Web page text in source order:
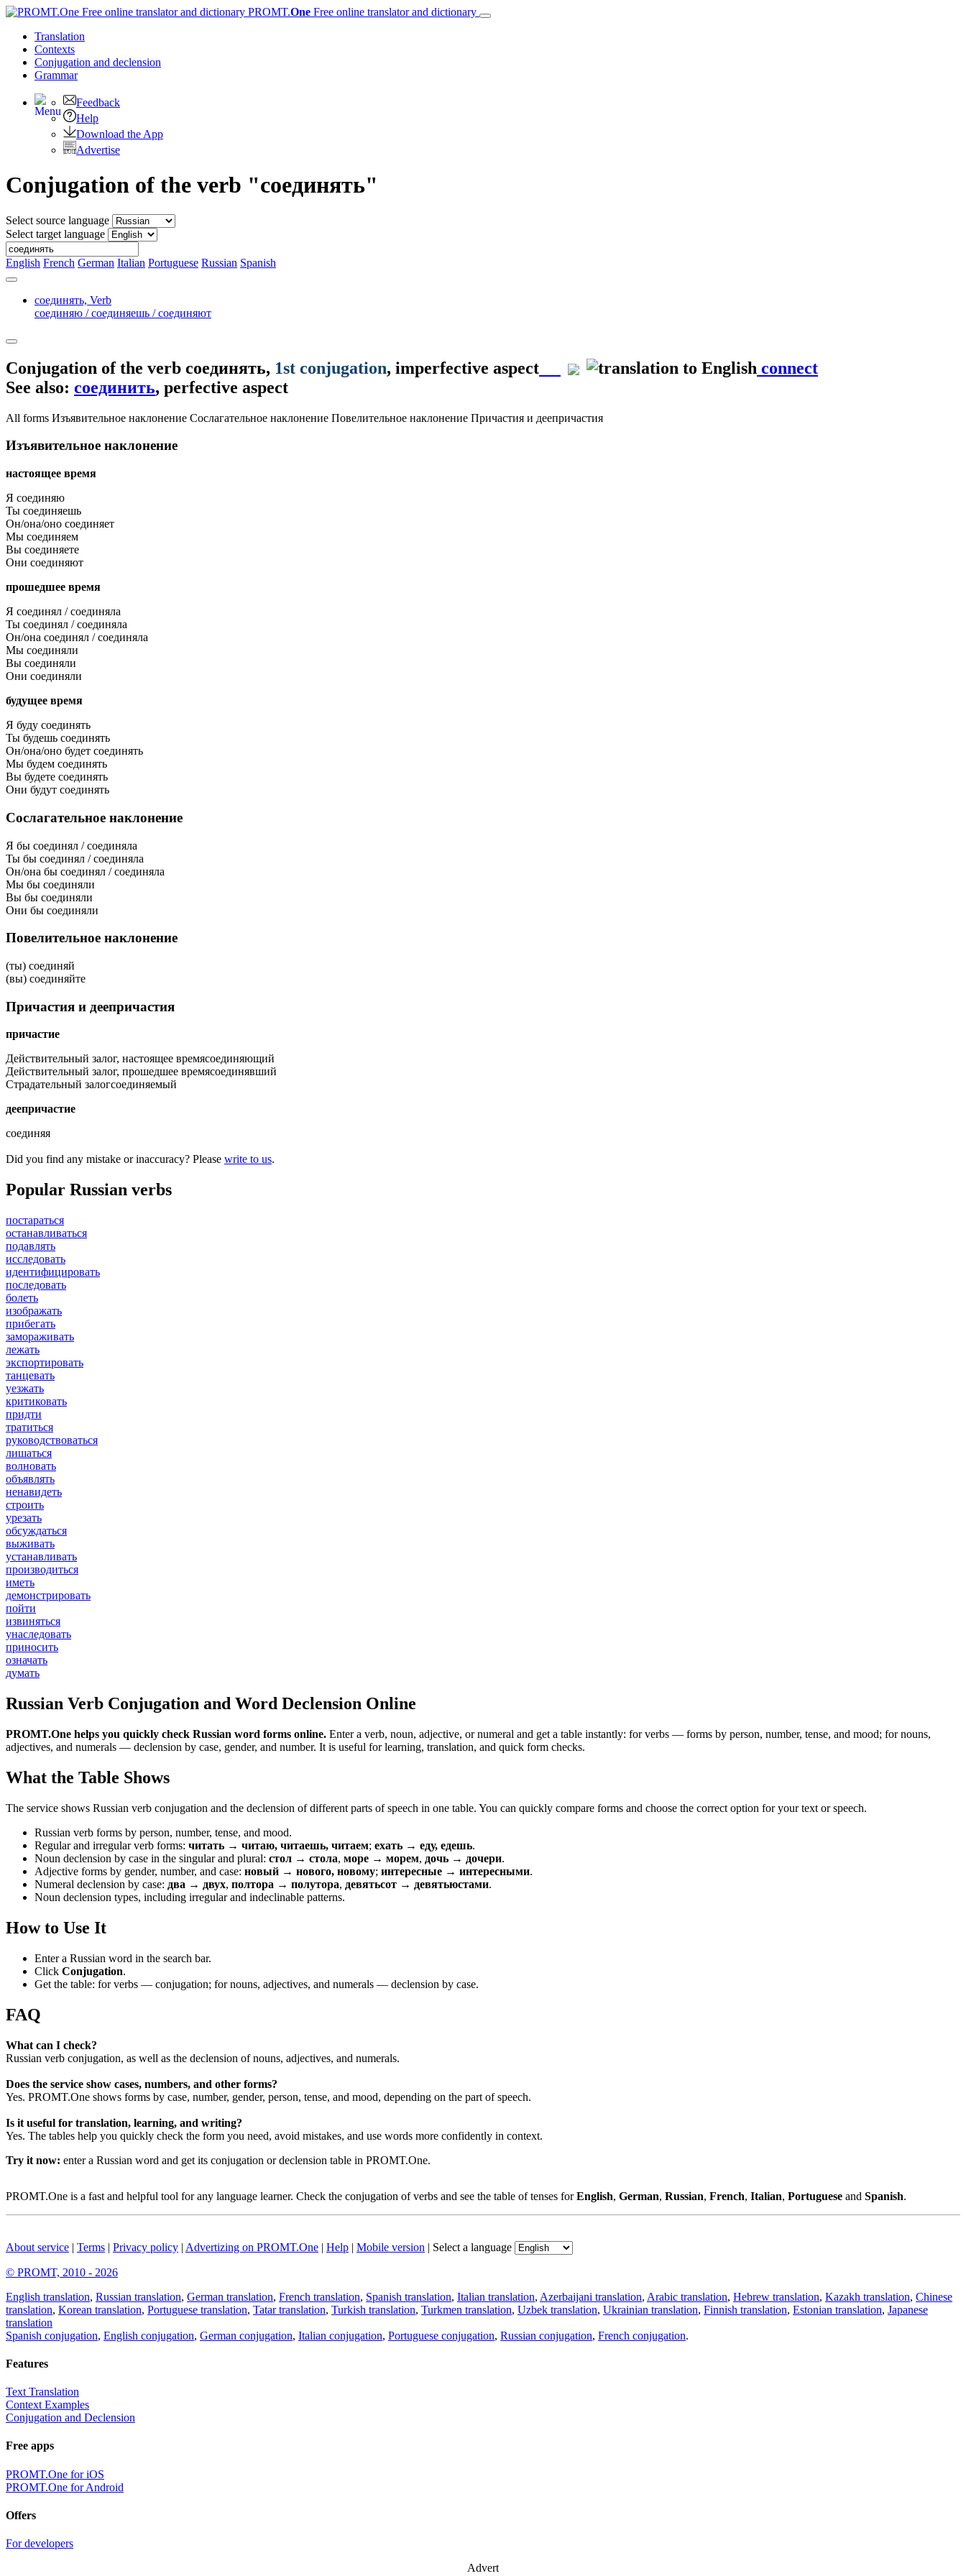
PROMT.One Free online translator and dictionary
Translation
Contexts
Conjugation and declension
Grammar
Feedback
Help
Download the App
Advertise
Conjugation of the verb "соединять"
Select source language
Select target language
English French German Italian Portuguese Russian Spanish
соединять, Verb
соединяю / соединяешь / соединяют
Conjugation of the verb соединять, 1st conjugation, imperfective aspect
connect
See also: соединить, perfective aspect
All forms Изъявительное наклонение Сослагательное наклонение Повелительное наклонение Причастия и деепричастия
Изъявительное наклонение
настоящее время
Я соединяю
Ты соединяешь
Он/она/оно соединяет
Мы соединяем
Вы соединяете
Они соединяют
прошедшее время
Я соединял / соединяла
Ты соединял / соединяла
Он/она соединял / соединяла
Мы соединяли
Вы соединяли
Они соединяли
будущее время
Я буду соединять
Ты будешь соединять
Он/она/оно будет соединять
Мы будем соединять
Вы будете соединять
Они будут соединять
Сослагательное наклонение
Я бы соединял / соединяла
Ты бы соединял / соединяла
Он/она бы соединял / соединяла
Мы бы соединяли
Вы бы соединяли
Они бы соединяли
Повелительное наклонение
(ты) соединяй
(вы) соединяйте
Причастия и деепричастия
причастие
Действительный залог, настоящее времясоединяющий
Действительный залог, прошедшее времясоединявший
Страдательный залогсоединяемый
деепричастие
соединяя
Did you find any mistake or inaccuracy? Please write to us.
Popular Russian verbs
постараться
останавливаться
подавлять
исследовать
идентифицировать
последовать
болеть
изображать
прибегать
замораживать
лежать
экспортировать
танцевать
уезжать
критиковать
придти
тратиться
руководствоваться
лишаться
волновать
объявлять
ненавидеть
строить
урезать
обсуждаться
выживать
устанавливать
производиться
иметь
демонстрировать
пойти
извиняться
унаследовать
приносить
означать
думать
Russian Verb Conjugation and Word Declension Online
PROMT.One helps you quickly check Russian word forms online. Enter a verb, noun, adjective, or numeral and get a table instantly: for verbs — forms by person, number, tense, and mood; for nouns,
adjectives, and numerals — declension by case, gender, and number. It is useful for learning, translation, and quick form checks.
What the Table Shows
The service shows Russian verb conjugation and the declension of different parts of speech in one table. You can quickly compare forms and choose the correct option for your text or speech.
Russian verb forms by person, number, tense, and mood.
Regular and irregular verb forms: читать → читаю, читаешь, читаем; ехать → еду, едешь.
Noun declension by case in the singular and plural: стол → стола, море → морем, дочь → дочери.
Adjective forms by gender, number, and case: новый → нового, новому; интересные → интересными.
Numeral declension by case: два → двух, полтора → полутора, девятьсот → девятьюстами.
Noun declension types, including irregular and indeclinable patterns.
How to Use It
Enter a Russian word in the search bar.
Click Conjugation.
Get the table: for verbs — conjugation; for nouns, adjectives, and numerals — declension by case.
FAQ
What can I check?
Russian verb conjugation, as well as the declension of nouns, adjectives, and numerals.
Does the service show cases, numbers, and other forms?
Yes. PROMT.One shows forms by case, number, gender, person, tense, and mood, depending on the part of speech.
Is it useful for translation, learning, and writing?
Yes. The tables help you quickly check the form you need, avoid mistakes, and use words more confidently in context.
Try it now: enter a Russian word and get its conjugation or declension table in PROMT.One.
PROMT.One is a fast and helpful tool for any language learner. Check the conjugation of verbs and see the table of tenses forEnglish, German, Russian, French, Italian, Portuguese and Spanish.
About service | Terms | Privacy policy | Advertizing on PROMT.One | Help | Mobile version | Select a language
© PROMT, 2010 - 2026
English translation, Russian translation, German translation, French translation, Spanish translation, Italian translation, Azerbaijani translation, Arabic translation, Hebrew translation, Kazakh translation, Chinese
translation, Korean translation, Portuguese translation, Tatar translation, Turkish translation, Turkmen translation, Uzbek translation, Ukrainian translation, Finnish translation, Estonian translation, Japanese
translation
Spanish conjugation, English conjugation, German conjugation, Italian conjugation, Portuguese conjugation, Russian conjugation, French conjugation.
Features
Text Translation
Context Examples
Conjugation and Declension
Free apps
PROMT.One for iOS
PROMT.One for Android
Offers
For developers
Advert